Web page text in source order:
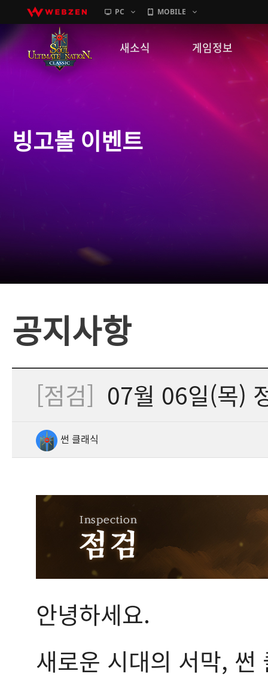
PC MOBILE
새소식
GM노트
게임정보
캐릭터소개
빙고볼 이벤트
공지사항
[점검] 07월 06일(목)
썬 클래식
안녕하세요.
새로운 시대의 서막, 썬